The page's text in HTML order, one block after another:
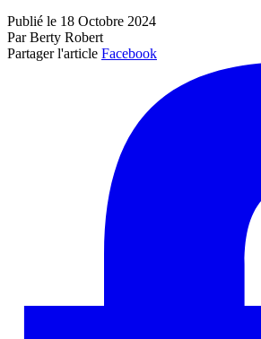
Publié le 18 Octobre 2024
Par Berty Robert
Partager l'article Facebook